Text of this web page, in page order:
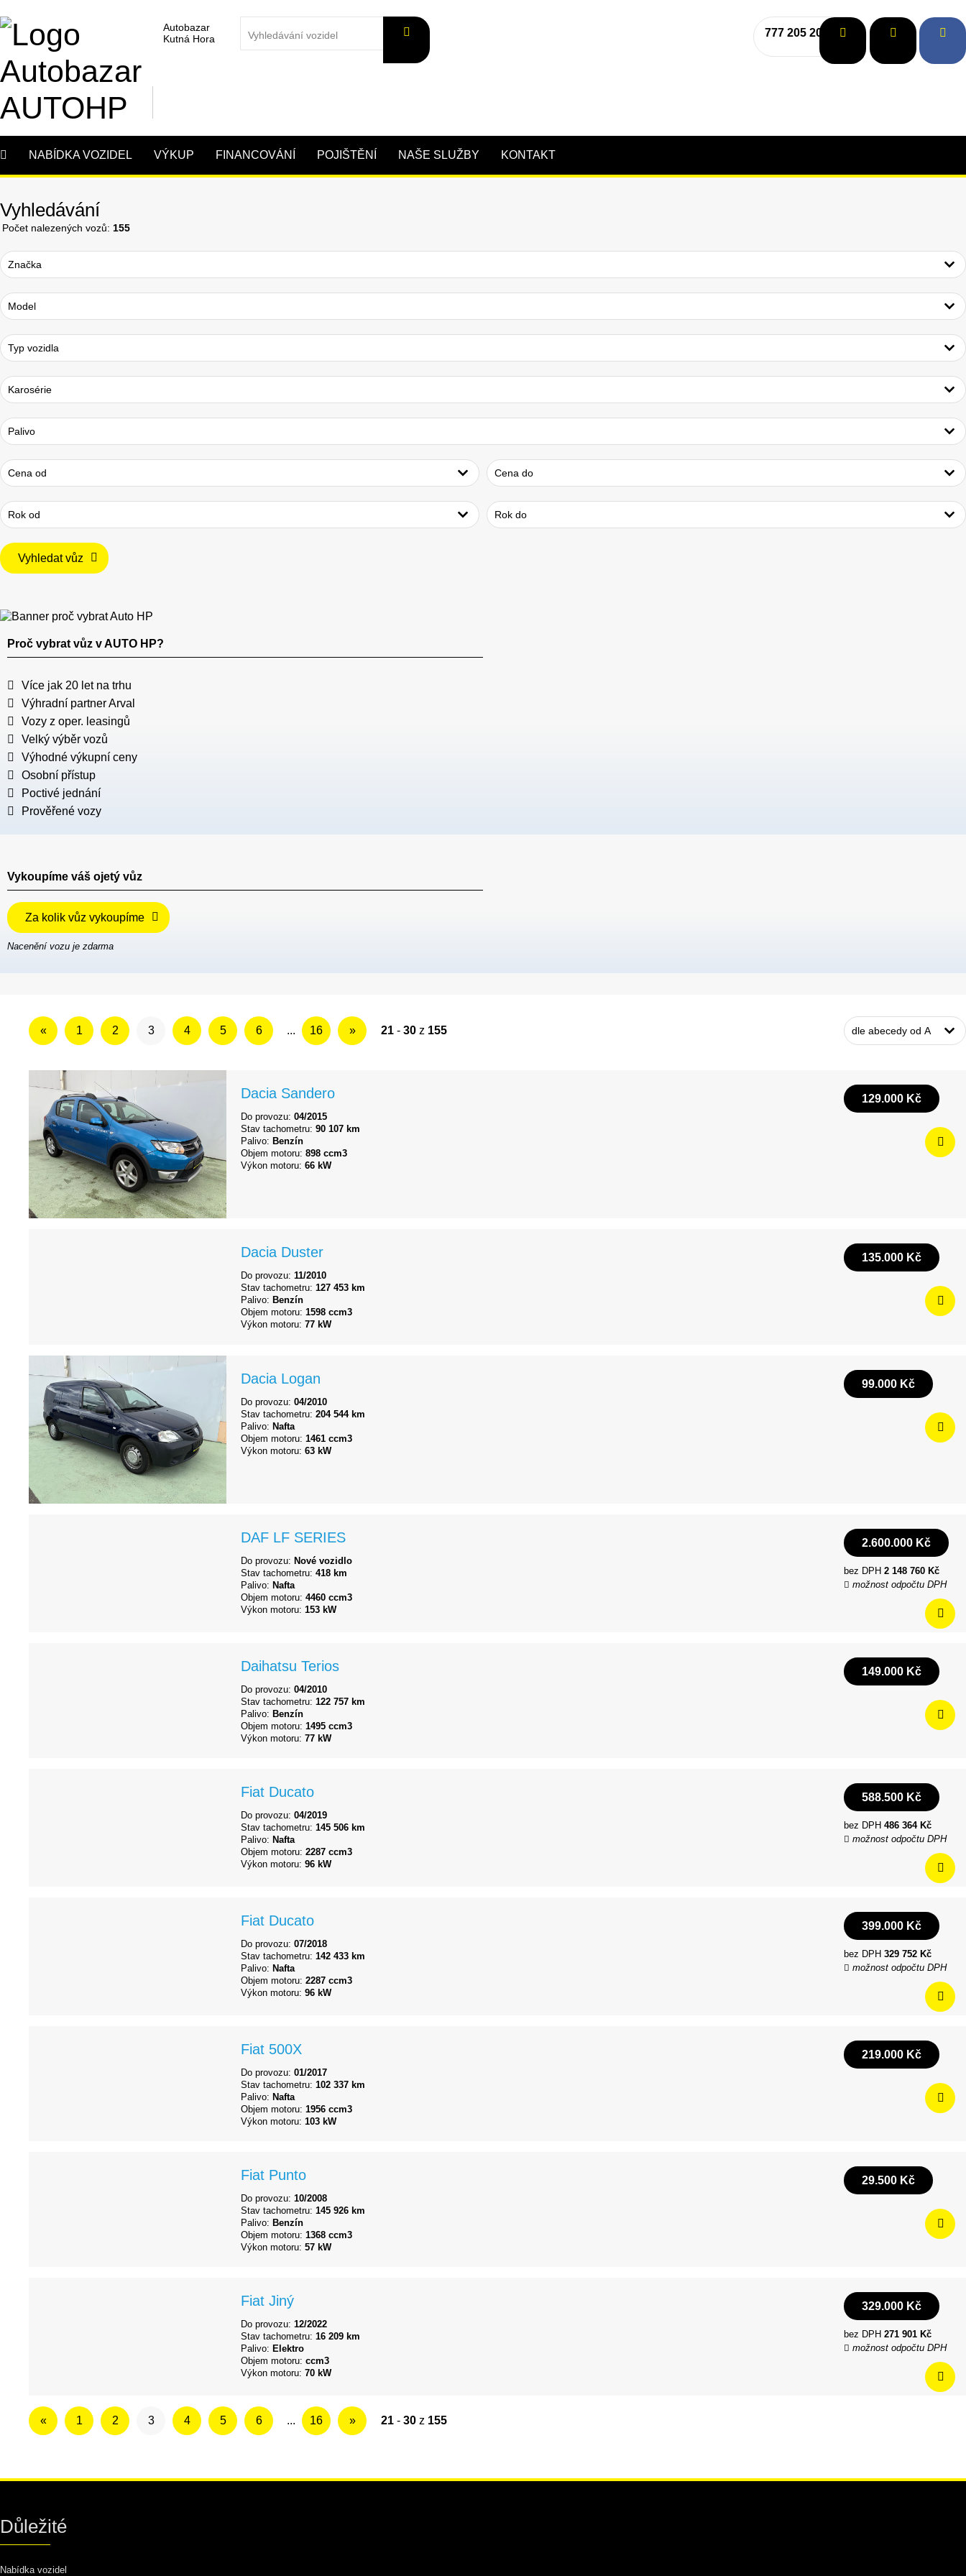
Autobazar
Kutná Hora
777 205 208
NABÍDKA VOZIDEL VÝKUP FINANCOVÁNÍ POJIŠTĚNÍ NAŠE SLUŽBY KONTAKT
Vyhledávání
Počet nalezených vozů: 155
Vyhledat vůz
Proč vybrat vůz v AUTO HP?
Více jak 20 let na trhu
Výhradní partner Arval
Vozy z oper. leasingů
Velký výběr vozů
Výhodné výkupní ceny
Osobní přístup
Poctivé jednání
Prověřené vozy
Vykoupíme váš ojetý vůz
Za kolik vůz vykoupíme
Nacenění vozu je zdarma
« 1 2 3 4 5 6 ... 16 » 21 - 30 z 155
Dacia Sandero
Do provozu: 04/2015
Stav tachometru: 90 107 km
Palivo: Benzín
Objem motoru: 898 ccm3
Výkon motoru: 66 kW
129.000 Kč
Dacia Duster
Do provozu: 11/2010
Stav tachometru: 127 453 km
Palivo: Benzín
Objem motoru: 1598 ccm3
Výkon motoru: 77 kW
135.000 Kč
Dacia Logan
Do provozu: 04/2010
Stav tachometru: 204 544 km
Palivo: Nafta
Objem motoru: 1461 ccm3
Výkon motoru: 63 kW
99.000 Kč
DAF LF SERIES
Do provozu: Nové vozidlo
Stav tachometru: 418 km
Palivo: Nafta
Objem motoru: 4460 ccm3
Výkon motoru: 153 kW
2.600.000 Kč
bez DPH 2 148 760 Kč
možnost odpočtu DPH
Daihatsu Terios
Do provozu: 04/2010
Stav tachometru: 122 757 km
Palivo: Benzín
Objem motoru: 1495 ccm3
Výkon motoru: 77 kW
149.000 Kč
Fiat Ducato
Do provozu: 04/2019
Stav tachometru: 145 506 km
Palivo: Nafta
Objem motoru: 2287 ccm3
Výkon motoru: 96 kW
588.500 Kč
bez DPH 486 364 Kč
možnost odpočtu DPH
Fiat Ducato
Do provozu: 07/2018
Stav tachometru: 142 433 km
Palivo: Nafta
Objem motoru: 2287 ccm3
Výkon motoru: 96 kW
399.000 Kč
bez DPH 329 752 Kč
možnost odpočtu DPH
Fiat 500X
Do provozu: 01/2017
Stav tachometru: 102 337 km
Palivo: Nafta
Objem motoru: 1956 ccm3
Výkon motoru: 103 kW
219.000 Kč
Fiat Punto
Do provozu: 10/2008
Stav tachometru: 145 926 km
Palivo: Benzín
Objem motoru: 1368 ccm3
Výkon motoru: 57 kW
29.500 Kč
Fiat Jiný
Do provozu: 12/2022
Stav tachometru: 16 209 km
Palivo: Elektro
Objem motoru: ccm3
Výkon motoru: 70 kW
329.000 Kč
bez DPH 271 901 Kč
možnost odpočtu DPH
« 1 2 3 4 5 6 ... 16 » 21 - 30 z 155
Důležité
Nabídka vozidel